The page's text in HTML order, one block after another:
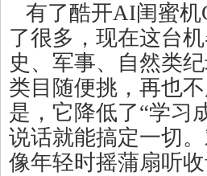
有了酷开AI闺蜜机
了很多，现在这台
史、军事、自然类
类目随便挑，再也
是，它降低了“学
说话就能搞定一切
像年轻时摇蒲扇听